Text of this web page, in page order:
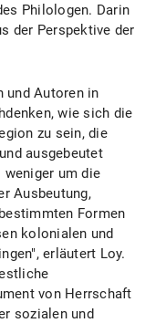
Philologen. Darin
der Perspektive der
und Autoren in
wie sich die
zu sein, die
ausgebeutet
weniger um die
Ausbeutung,
Formen
kolonialen und
erläutert Loy.
von Herrschaft
sozialen und